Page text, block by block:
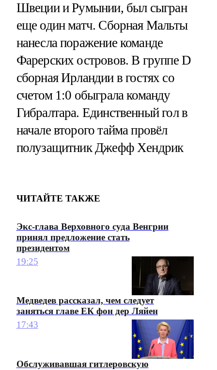
Швеции и Румынии, был сыгран
еще один матч. Сборная Мальты
нанесла поражение команде
Фарерских островов. В группе D
сборная Ирландии в гостях со
счетом 1:0 обыграла команду
Гибралтара. Единственный гол в
начале второго тайма провёл
полузащитник Джефф Хендрик
ЧИТАЙТЕ ТАКЖЕ
Экс-глава Верховного суда Венгрии
принял предложение стать
президентом
19:25
Медведев рассказал, чем следует
заняться главе ЕК фон дер Ляйен
17:43
Обслуживавшая гитлеровскую